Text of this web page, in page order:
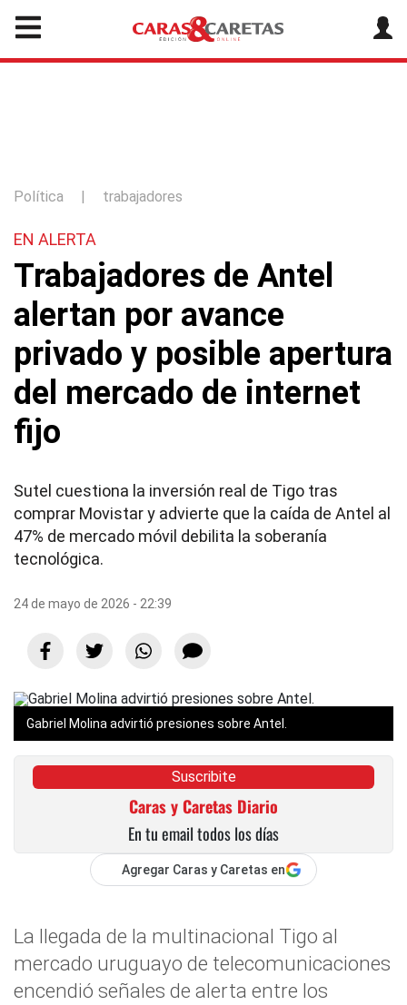
Política | trabajadores
EN ALERTA
Trabajadores de Antel
alertan por avance
privado y posible apertura
del mercado de internet
fijo
Sutel cuestiona la inversión real de Tigo tras
comprar Movistar y advierte que la caída de Antel al
47% de mercado móvil debilita la soberanía
tecnológica.
24 de mayo de 2026 - 22:39
Gabriel Molina advirtió presiones sobre Antel.
Suscribite
Caras y Caretas Diario
En tu email todos los días
Agregar Caras y Caretas en
La llegada de la multinacional Tigo al
mercado uruguayo de telecomunicaciones
encendió señales de alerta entre los